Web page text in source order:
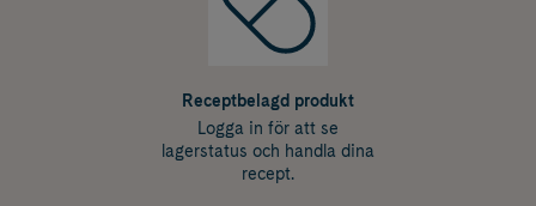
Receptbelagd produkt
Logga in för att se
lagerstatus och handla dina
recept.